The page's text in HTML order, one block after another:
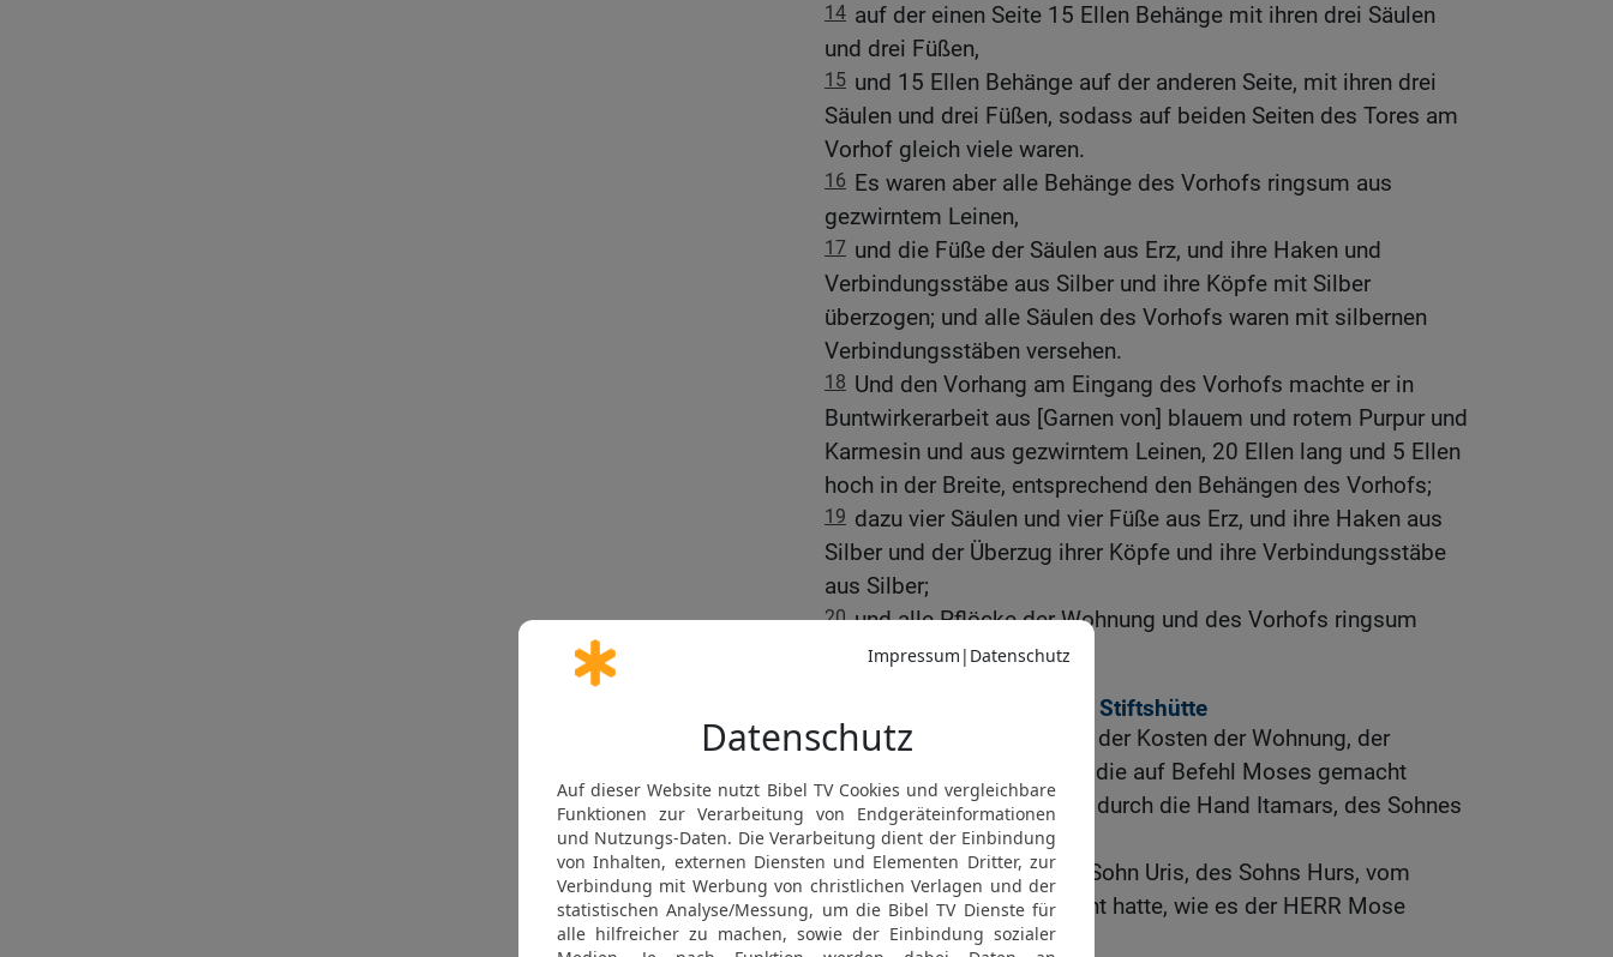
14 auf der einen Seite 15 Ellen Behänge mit ihren drei Säulen
und drei Füßen,
15 und 15 Ellen Behänge auf der anderen Seite, mit ihren drei
Säulen und drei Füßen, sodass auf beiden Seiten des Tores am
Vorhof gleich viele waren.
16 Es waren aber alle Behänge des Vorhofs ringsum aus
gezwirntem Leinen,
17 und die Füße der Säulen aus Erz, und ihre Haken und
Verbindungsstäbe aus Silber und ihre Köpfe mit Silber
überzogen; und alle Säulen des Vorhofs waren mit silbernen
Verbindungsstäben versehen.
18 Und den Vorhang am Eingang des Vorhofs machte er in
Buntwirkerarbeit aus [Garnen von] blauem und rotem Purpur und
Karmesin und aus gezwirntem Leinen, 20 Ellen lang und 5 Ellen
hoch in der Breite, entsprechend den Behängen des Vorhofs;
19 dazu vier Säulen und vier Füße aus Erz, und ihre Haken aus
Silber und der Überzug ihrer Köpfe und ihre Verbindungsstäbe
aus Silber;
20 und alle Pflöcke der Wohnung und des Vorhofs ringsum
waren aus Erz.
Kostenberechnung für die Stiftshütte
21 Dies ist die Berechnung der Kosten der Wohnung, der
Wohnung des Zeugnisses, die auf Befehl Moses gemacht
wurde, mithilfe der Leviten durch die Hand Itamars, des Sohnes
Aarons, des Priesters,
22 nachdem Bezaleel, der Sohn Uris, des Sohns Hurs, vom
Stamm Juda, alles gemacht hatte, wie es der HERR Mose
geboten hatte;